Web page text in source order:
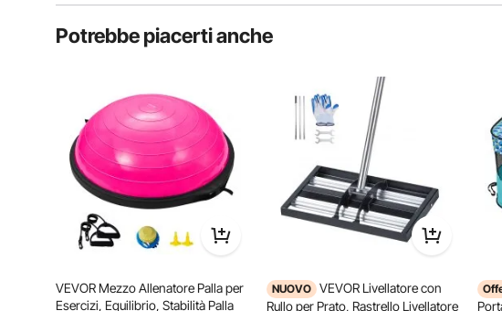
Potrebbe piacerti anche
VEVOR Mezzo Allenatore Palla per
Esercizi, Equilibrio, Stabilità Palla
NUOVO VEVOR Livellatore con
Rullo per Prato, Rastrello Livellatore